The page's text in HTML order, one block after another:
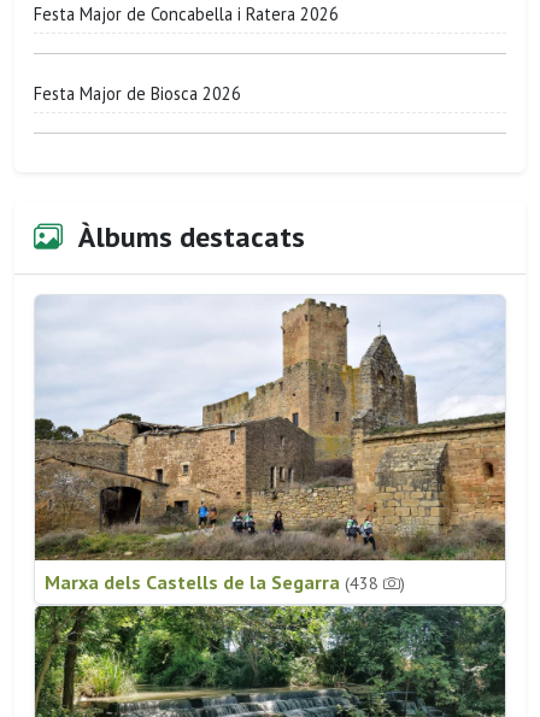
Festa Major de Concabella i Ratera 2026
Festa Major de Biosca 2026
Àlbums destacats
Marxa dels Castells de la Segarra (438 )